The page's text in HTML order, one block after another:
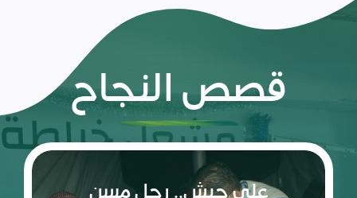
قصص النجاح
ريم:
شعلة
والإصرار